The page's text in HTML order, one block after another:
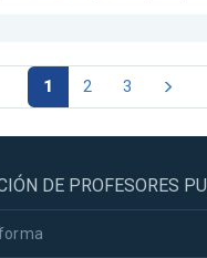
1 2 3
DE PROFESORES